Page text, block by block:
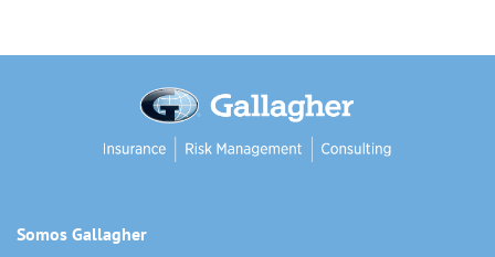
Somos Gallagher